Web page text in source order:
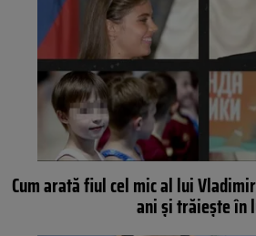
Cum arată fiul cel mic al lui
ani și trăiește în